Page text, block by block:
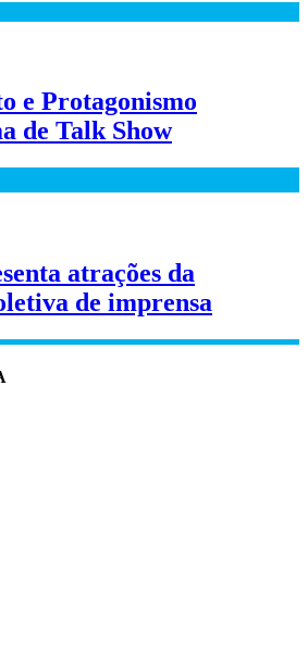
e Protagonismo
de Talk Show
atrações da
de imprensa